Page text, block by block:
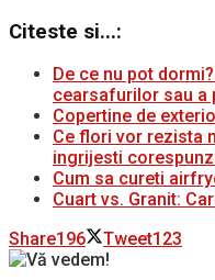
Citeste si...:
De ce nu pot
cearsafurilor sau a
Copertine de
Ce flori vor rezista
ingrijesti
Cum sa cureti
Cuart vs. Granit:
Share196 Tweet123